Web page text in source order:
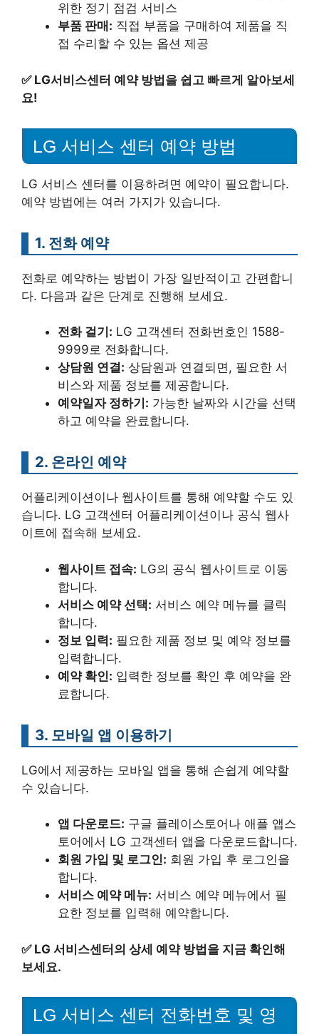
위한 정기 점검 서비스
부품 판매: 직접 부품을 구매하여 제품을 직
접 수리할 수 있는 옵션 제공
✅ LG서비스센터 예약 방법을 쉽고 빠르게 알아보세
요!
LG 서비스 센터 예약 방법
LG 서비스 센터를 이용하려면 예약이 필요합니다.
예약 방법에는 여러 가지가 있습니다.
1. 전화 예약
전화로 예약하는 방법이 가장 일반적이고 간편합니
다. 다음과 같은 단계로 진행해 보세요.
전화 걸기: LG 고객센터 전화번호인 1588-
9999로 전화합니다.
상담원 연결: 상담원과 연결되면, 필요한 서
비스와 제품 정보를 제공합니다.
예약일자 정하기: 가능한 날짜와 시간을 선택
하고 예약을 완료합니다.
2. 온라인 예약
어플리케이션이나 웹사이트를 통해 예약할 수도 있
습니다. LG 고객센터 어플리케이션이나 공식 웹사
이트에 접속해 보세요.
웹사이트 접속: LG의 공식 웹사이트로 이동
합니다.
서비스 예약 선택: 서비스 예약 메뉴를 클릭
합니다.
정보 입력: 필요한 제품 정보 및 예약 정보를
입력합니다.
예약 확인: 입력한 정보를 확인 후 예약을 완
료합니다.
3. 모바일 앱 이용하기
LG에서 제공하는 모바일 앱을 통해 손쉽게 예약할
수 있습니다.
앱 다운로드: 구글 플레이스토어나 애플 앱스
토어에서 LG 고객센터 앱을 다운로드합니다.
회원 가입 및 로그인: 회원 가입 후 로그인을
합니다.
서비스 예약 메뉴: 서비스 예약 메뉴에서 필
요한 정보를 입력해 예약합니다.
✅ LG 서비스센터의 상세 예약 방법을 지금 확인해
보세요.
LG 서비스 센터 전화번호 및 영